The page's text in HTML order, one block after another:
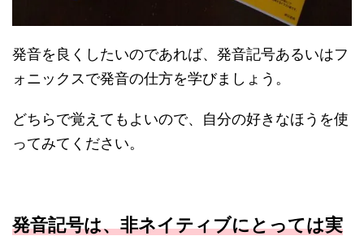
発音を良くしたいのであれば、発音記号あるいはフ
ォニックスで発音の仕方を学びましょう。
どちらで覚えてもよいので、自分の好きなほうを使
ってみてください。
発音記号は、非ネイティブにとっては実